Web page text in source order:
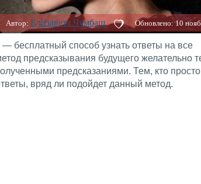
Автор: Елизавета Чумбаш Обновлено:10
бесплатный способ узнать ответы на все
предсказывания будущего желательно
предсказаниями. Тем, кто просто
вряд ли подойдет данный метод.